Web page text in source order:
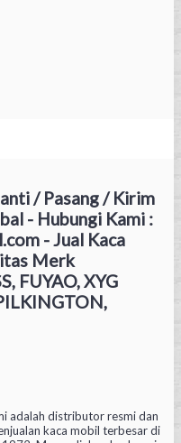
/ Pasang / Kirim
- Hubungi Kami :
- Jual Kaca
Merk
FUYAO, XYG
adalah distributor resmi dan
kaca mobil terbesar di